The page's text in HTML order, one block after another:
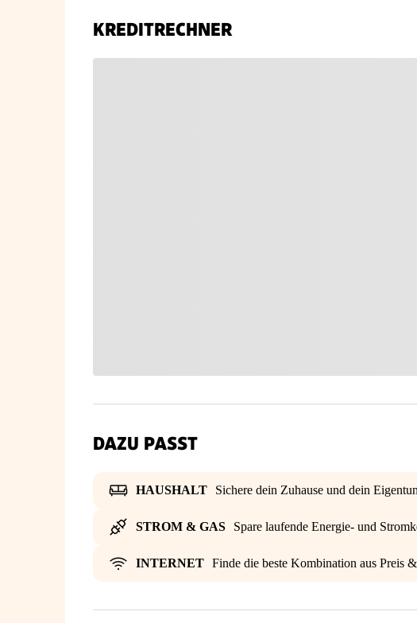
KREDITRECHNER
DAZU PASST
HAUSHALT Sichere dein Zuhause und dein
STROM & GAS Spare laufende Energie- und
INTERNET Finde die beste Kombination aus Preis